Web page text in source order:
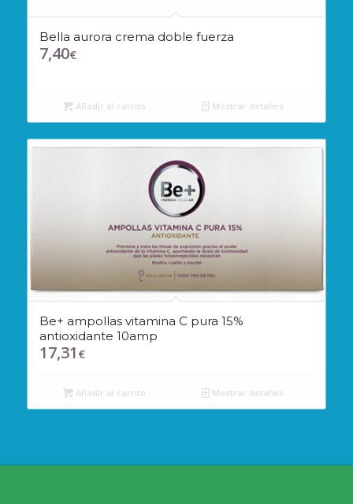
Bella aurora crema doble fuerza
7,40€
Añadir al carrito Mostrar detalles
Be+ ampollas vitamina C pura 15%
antioxidante 10amp
17,31 €
Añadir al carrito Mostrar detalles